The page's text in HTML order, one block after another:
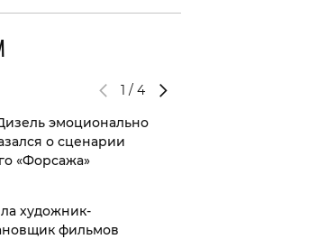
1 /4
эмоционально
о сценарии
«Форсажа»
художник-
фильмов